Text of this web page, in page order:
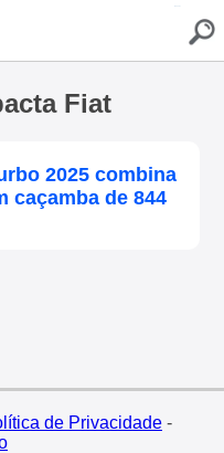
Fiat
2025 combina
caçamba de 844
de Privacidade-